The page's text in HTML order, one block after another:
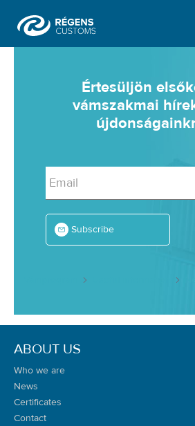
Értesüljön
vámszakmai
Email
Subscribe
ABOUT US
Who we are
News
Certificates
Contact